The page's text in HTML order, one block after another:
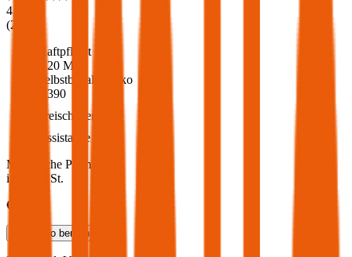
4,6
(216
Haftpflicht
€ 20 Mio.
Selbstbehalt Kasko
€ 390
Freischaden
Assistance
Monatliche Prämie
inkl. mVSt.
€ 66,86
Teilkasko berechnen